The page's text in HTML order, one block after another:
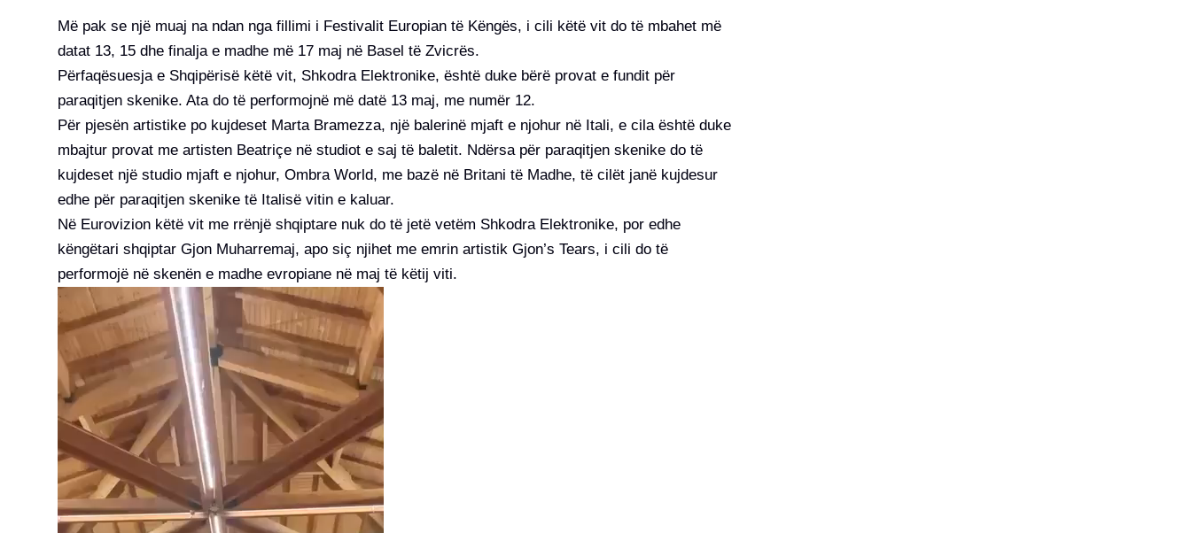
Më pak se një muaj na ndan nga fillimi i Festivalit Europian të Këngës, i cili këtë vit do të mbahet më
datat 13, 15 dhe finalja e madhe më 17 maj në Basel të Zvicrës.
Përfaqësuesja e Shqipërisë këtë vit, Shkodra Elektronike, është duke bërë provat e fundit për
paraqitjen skenike. Ata do të performojnë më datë 13 maj, me numër 12.
Për pjesën artistike po kujdeset Marta Bramezza, një balerinë mjaft e njohur në Itali, e cila është duke
mbajtur provat me artisten Beatriçe në studiot e saj të baletit. Ndërsa për paraqitjen skenike do të
kujdeset një studio mjaft e njohur, Ombra World, me bazë në Britani të Madhe, të cilët janë kujdesur
edhe për paraqitjen skenike të Italisë vitin e kaluar.
Në Eurovizion këtë vit me rrënjë shqiptare nuk do të jetë vetëm Shkodra Elektronike, por edhe
këngëtari shqiptar Gjon Muharremaj, apo siç njihet me emrin artistik Gjon’s Tears, i cili do të
performojë në skenën e madhe evropiane në maj të këtij viti.
Video
Player